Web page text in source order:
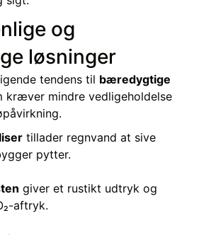
og
løsninger
tendens til bæredygtige
kræver mindre vedligeholdelse
tillader regnvand at sive
pytter.
giver et rustikt udtryk og
aftryk.